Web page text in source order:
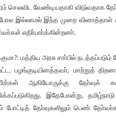
செலவிட வேண்டியதாகி விடுவதாக
இல்லாமல் இந்த முறை வினாத்தாள்
எதிா்பாா்க்கின்றனா்.
மத்திய அரசு சாா்பில் நடத்தப்படும்
பழங்குடியினத்தவா், மாற்றுத்
ஆகியோருக்கு தோ்வுக்
இதேபோன்று,
தோ்வுகளிலும் பெண்